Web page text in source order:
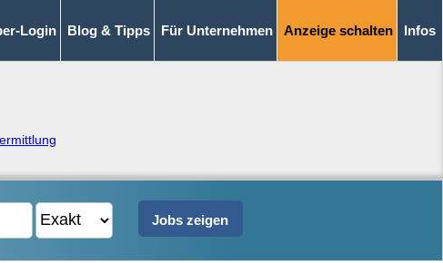
Login Blog & Tipps Für Unternehmen Anzeige schalten Infos